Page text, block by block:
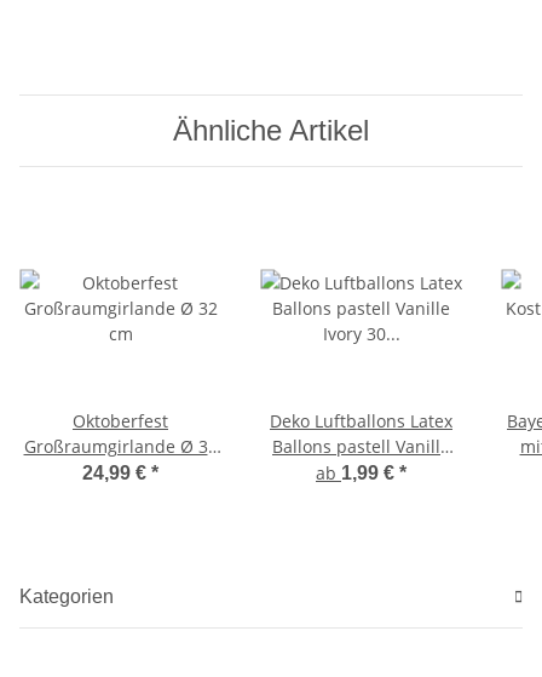
Ähnliche Artikel
Oktoberfest
Großraumgirlande Ø 32
cm
24,99 € *
Deko Luftballons Latex
Ballons pastell Vanille
Ivory 30 cm 12"
ab 1,99 € *
Kategorien